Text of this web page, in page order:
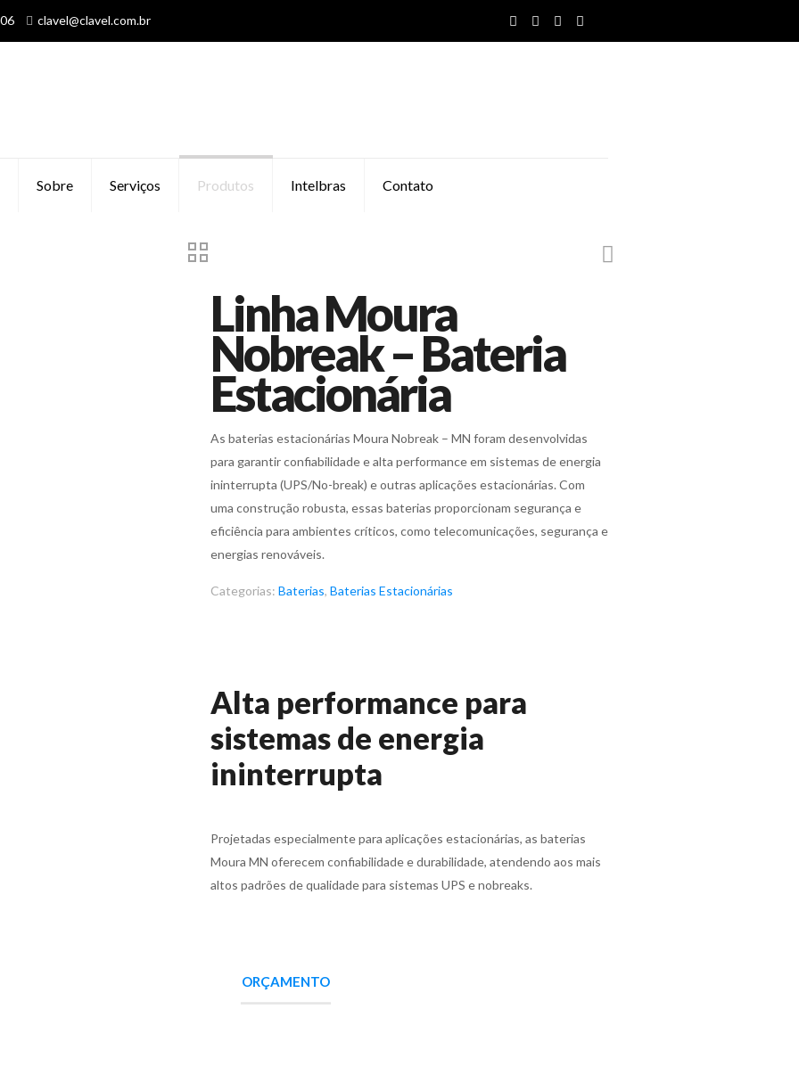
clavel@clavel.com.br
Sobre Serviços Produtos Intelbras Contato
Linha Moura
Nobreak – Bateria
Estacionária
As baterias estacionárias Moura Nobreak – MN foram desenvolvidas
para garantir confiabilidade e alta performance em sistemas de energia
ininterrupta (UPS/No-break) e outras aplicações estacionárias. Com
uma construção robusta, essas baterias proporcionam segurança e
eficiência para ambientes críticos, como telecomunicações, segurança e
energias renováveis.
Categorias: Baterias, Baterias Estacionárias
Alta performance para
sistemas de energia
ininterrupta
Projetadas especialmente para aplicações estacionárias, as baterias
Moura MN oferecem confiabilidade e durabilidade, atendendo aos mais
altos padrões de qualidade para sistemas UPS e nobreaks.
ORÇAMENTO